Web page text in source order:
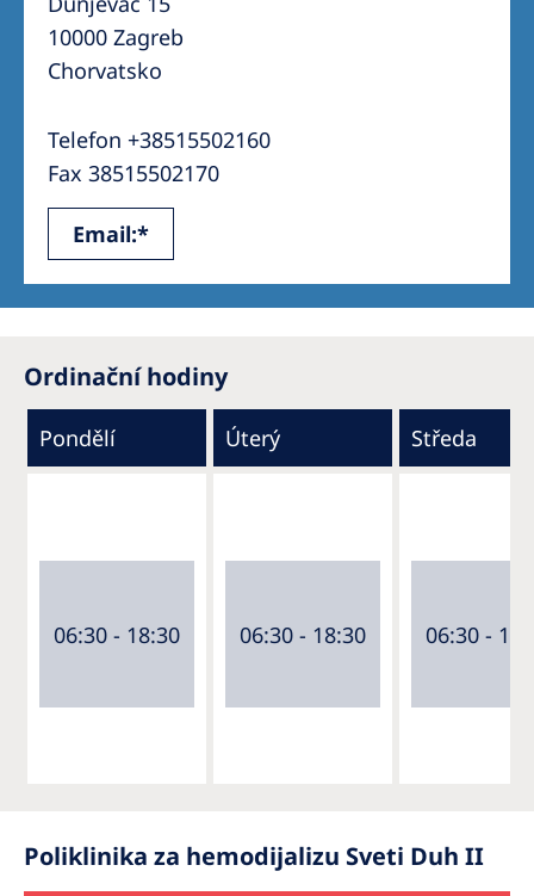
10000 Zagreb
Chorvatsko
Telefon +38515502160
Fax 38515502170
Email:*
Ordinační hodiny
Pondělí Úterý Středa
06:30 - 18:30 06:30 - 18:30 06:30 -
Poliklinika za hemodijalizu Sveti Duh II